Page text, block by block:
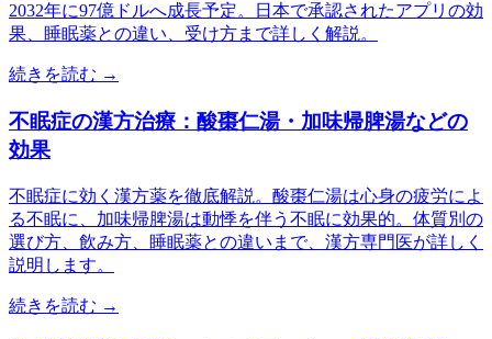
2032年に97億ドルへ成長予定。日本で承認されたアプリの効
果、睡眠薬との違い、受け方まで詳しく解説。
続きを読む →
不眠症の漢方治療：酸棗仁湯・加味帰脾湯などの
効果
不眠症に効く漢方薬を徹底解説。酸棗仁湯は心身の疲労によ
る不眠に、加味帰脾湯は動悸を伴う不眠に効果的。体質別の
選び方、飲み方、睡眠薬との違いまで、漢方専門医が詳しく
説明します。
続きを読む →